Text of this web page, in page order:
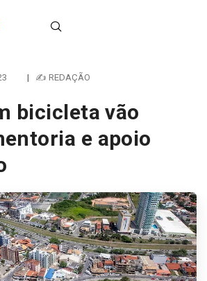
| ✍ REDAÇÃO
bicicleta vão
e apoio